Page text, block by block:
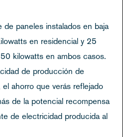
paneles instalados en baja
en residencial y 25
kilowatts en ambos casos.
de producción de
ahorro que verás reflejado
de la potencial recompensa
de electricidad producida al